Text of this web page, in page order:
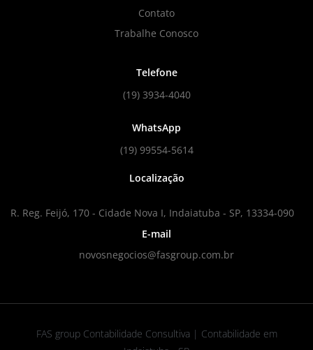
Contato
Trabalhe Conosco
Telefone
(19) 3934-4040
WhatsApp
(19) 99554-5614
Localização
R. Reg. Feijó, 170 - Cidade Nova I, Indaiatuba - SP, 13334-090
E-mail
novosnegocios@fasgroup.com.br
FAS group Contabilidade Consultiva | Contabilidade em